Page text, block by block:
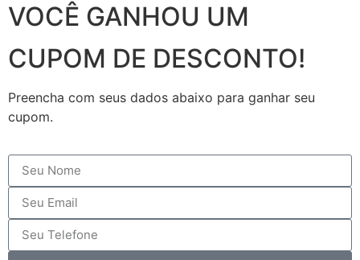
VOCÊ GANHOU UM
CUPOM DE DESCONTO!
Preencha com seus dados abaixo para ganhar seu
cupom.